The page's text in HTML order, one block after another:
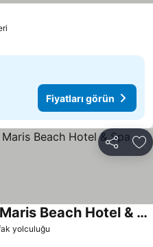
Fiyatları görün
Paylaş
yolculuğu
Leonardo Plaza Cypria Maris Beach Hotel & Spa